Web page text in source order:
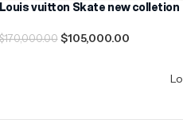
Louis vuitton Skate new colletion
$170,000.00 $105,000.00